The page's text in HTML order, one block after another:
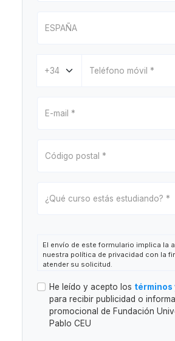
El envío de este formulario implica la
nuestra política de privacidad con la
atender su solicitud.
Responsable:Fundación Universitaria
(en adelante, FUSP-CEU).
Finalidad:Atender la solicitud de
gestionar la asistencia al evento.
elaboración de perfiles.
He leído y acepto los términos
para recibir publicidad o
promocional de Fundación
Pablo CEU